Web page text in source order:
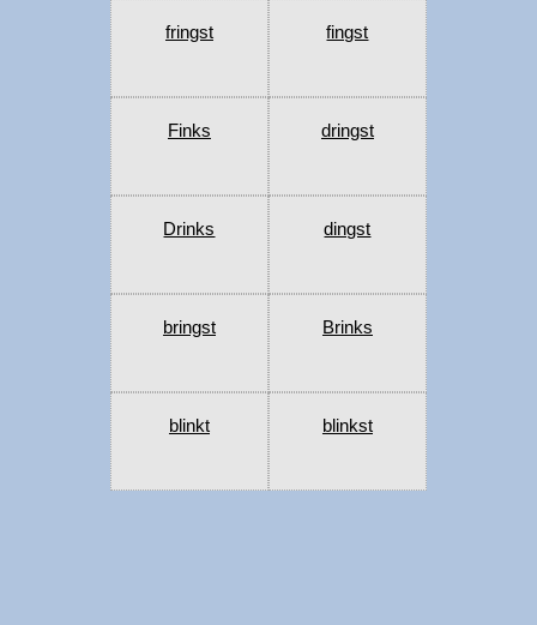
fringst fingst
Finks dringst
Drinks dingst
bringst Brinks
blinkt blinkst